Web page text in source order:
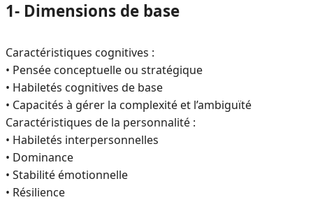
1- Dimensions de base
Caractéristiques cognitives :
• Pensée conceptuelle ou stratégique
• Habiletés cognitives de base
• Capacités à gérer la complexité et l’ambiguïté
Caractéristiques de la personnalité :
• Habiletés interpersonnelles
• Dominance
• Stabilité émotionnelle
• Résilience